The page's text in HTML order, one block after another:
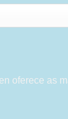
oferece as